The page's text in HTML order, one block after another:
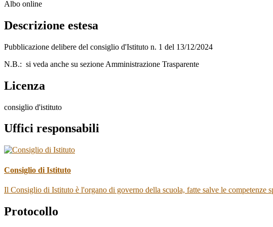
Albo online
Descrizione estesa
Pubblicazione delibere del consiglio d'Istituto n. 1 del 13/12/2024
N.B.: si veda anche su sezione Amministrazione Trasparente
Licenza
consiglio d'istituto
Uffici responsabili
Consiglio di Istituto
Il Consiglio di Istituto è l'organo di governo della scuola, fatte salve le
Protocollo